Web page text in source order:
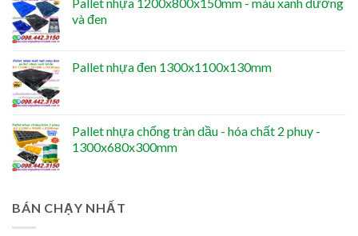
Pallet nhựa 1200x800x150mm - màu xanh dương
và đen
Pallet nhựa đen 1300x1100x130mm
Pallet nhựa chống tràn dầu - hóa chất 2 phuy -
1300x680x300mm
BÁN CHẠY NHẤT